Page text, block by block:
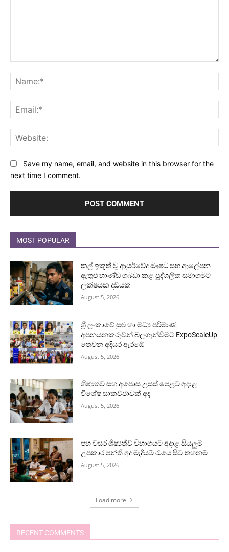
Save my name, email, and website in this browser for the
next time I comment.
MOST POPULAR
කල් ඉකුත් වූ ආයුර්වේද ඖෂධ සහ ආලේපන
ඇතුළු භාණ්ඩ ගබඩා කළ පුද්ගලික සමාගමට
ලක්ෂයක දඩයක්
August 5, 2026
ශ්‍රී ලංකාවේ සුළු හා මධ්‍ය පරිමාණ
අපනයනකරුවන් බලගැන්වීමට ExpoScaleUp
තෙවන අදියර ඇරඹේ
August 5, 2026
ශිෂ්‍යත්ව සහ අපොස උසස් පෙළට අදාළ
විශේෂ සාකච්ඡාවක් අද
August 5, 2026
පහ වසර ශිෂ්‍යත්ව විභාගයට අදාළ සියලුම
උපකාර පන්ති අද මැදියම් රැයේ සිට තහනම්
August 5, 2026
Load more
RECENT COMMENTS